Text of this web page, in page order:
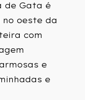
de Gata é
oeste da
com
e
e